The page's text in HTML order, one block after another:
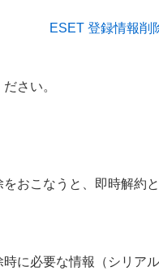
ESET 登録情報削
さい。
おこなうと、即時解
に必要な情報（シリ